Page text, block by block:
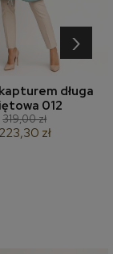
długa
012
319,00 zł
223,30 zł
›